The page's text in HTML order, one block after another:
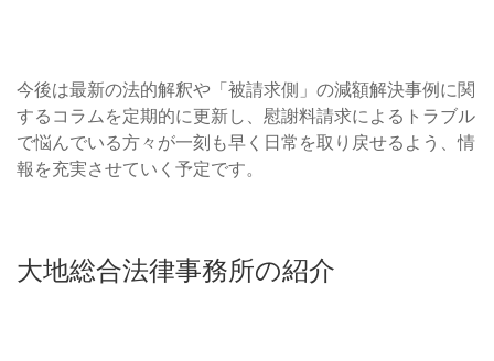
今後は最新の法的解釈や「被請求側」の減額解決事例に関
するコラムを定期的に更新し、慰謝料請求によるトラブル
で悩んでいる方々が一刻も早く日常を取り戻せるよう、情
報を充実させていく予定です。
大地総合法律事務所の紹介